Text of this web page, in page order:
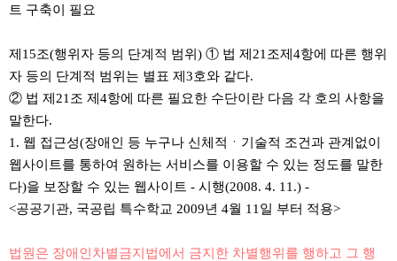
트 구축이 필요
제15조(행위자 등의 단계적 범위) ① 법 제21조제4항에 따른 행위
자 등의 단계적 범위는 별표 제3호와 같다.
② 법 제21조 제4항에 따른 필요한 수단이란 다음 각 호의 사항을
말한다.
1. 웹 접근성(장애인 등 누구나 신체적ㆍ기술적 조건과 관계없이
웹사이트를 통하여 원하는 서비스를 이용할 수 있는 정도를 말한
다)을 보장할 수 있는 웹사이트 - 시행(2008. 4. 11.) -
<공공기관, 국공립 특수학교 2009년 4월 11일 부터 적용>
법원은 장애인차별금지법에서 금지한 차별행위를 행하고 그 행